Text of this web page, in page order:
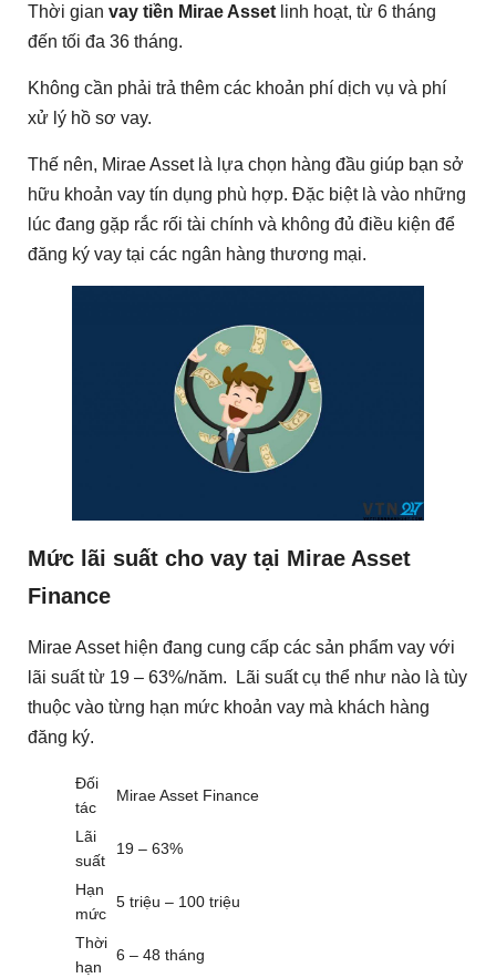
Thời gian vay tiền Mirae Asset linh hoạt, từ 6 tháng
đến tối đa 36 tháng.
Không cần phải trả thêm các khoản phí dịch vụ và phí
xử lý hồ sơ vay.
Thế nên, Mirae Asset là lựa chọn hàng đầu giúp bạn sở
hữu khoản vay tín dụng phù hợp. Đặc biệt là vào những
lúc đang gặp rắc rối tài chính và không đủ điều kiện để
đăng ký vay tại các ngân hàng thương mại.
Mức lãi suất cho vay tại Mirae Asset
Finance
Mirae Asset hiện đang cung cấp các sản phẩm vay với
lãi suất từ 19 – 63%/năm. Lãi suất cụ thể như nào là tùy
thuộc vào từng hạn mức khoản vay mà khách hàng
đăng ký.
Đối
tác
Mirae Asset Finance
Lãi
suất
19 – 63%
Hạn
mức
5 triệu – 100 triệu
Thời
hạn
6 – 48 tháng